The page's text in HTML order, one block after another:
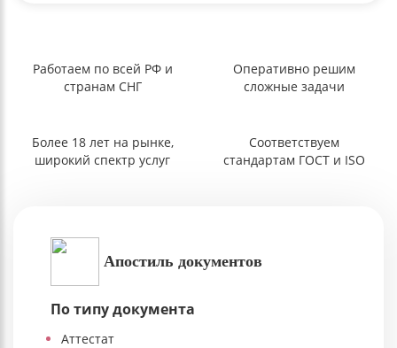
Работаем по всей РФ и
странам СНГ
Оперативно решим
сложные задачи
Более 18 лет на рынке,
широкий спектр услуг
Соответствуем
стандартам ГОСТ и ISO
Апостиль документов
По типу документа
Аттестат